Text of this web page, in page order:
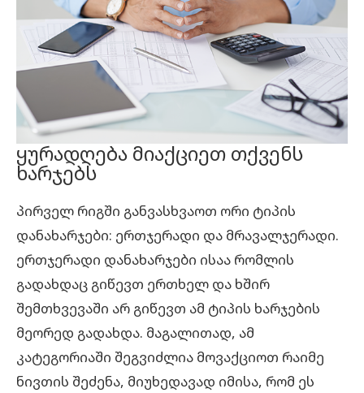
ყურადღება მიაქციეთ თქვენს
ხარჯებს
პირველ რიგში განვასხვაოთ ორი ტიპის
დანახარჯები: ერთჯერადი და მრავალჯერადი.
ერთჯერადი დანახარჯები ისაა რომლის
გადახდაც გიწევთ ერთხელ და ხშირ
შემთხვევაში არ გიწევთ ამ ტიპის ხარჯების
მეორედ გადახდა. მაგალითად, ამ
კატეგორიაში შეგვიძლია მოვაქციოთ რაიმე
ნივთის შეძენა, მიუხედავად იმისა, რომ ეს